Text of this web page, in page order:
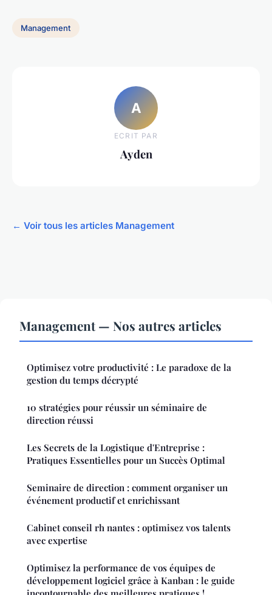
Management
A
ECRIT PAR
Ayden
← Voir tous les articles Management
Management — Nos autres articles
Optimisez votre productivité : Le paradoxe de la
gestion du temps décrypté
10 stratégies pour réussir un séminaire de
direction réussi
Les Secrets de la Logistique d'Entreprise :
Pratiques Essentielles pour un Succès Optimal
Seminaire de direction : comment organiser un
événement productif et enrichissant
Cabinet conseil rh nantes : optimisez vos talents
avec expertise
Optimisez la performance de vos équipes de
développement logiciel grâce à Kanban : le guide